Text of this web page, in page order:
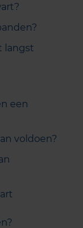
langst
een
voldoen?